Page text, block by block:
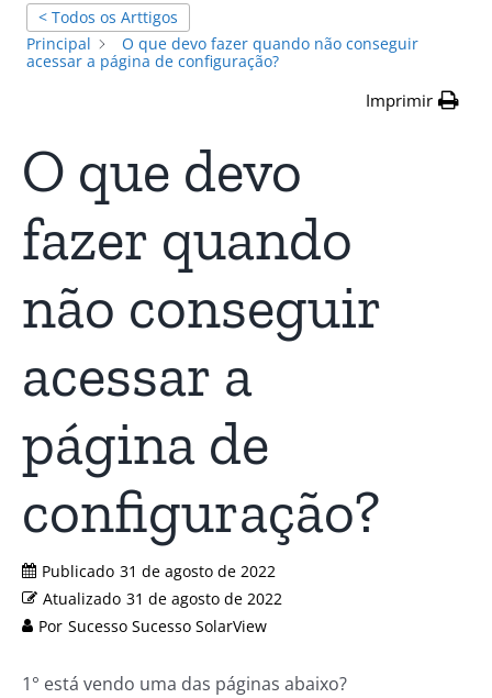
< Todos os Arttigos
Principal
O que devo fazer quando não conseguir
acessar a página de configuração?
Imprimir
O que devo
fazer quando
não conseguir
acessar a
página de
configuração?
Publicado 31 de agosto de 2022
Atualizado 31 de agosto de 2022
Por Sucesso Sucesso SolarView
1° está vendo uma das páginas abaixo?